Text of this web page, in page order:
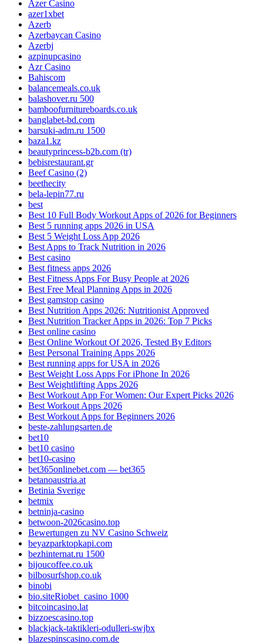
Azer Casino
azer1xbet
Azerb
Azerbaycan Casino
Azerbj
azpinupcasino
Azr Casino
Bahiscom
balancemeals.co.uk
balashover.ru 500
bamboofurnitureboards.co.uk
banglabet-bd.com
barsuki-adm.ru 1500
baza1.kz
beautyprincess-b2b.com (tr)
bebisrestaurant.gr
Beef Casino (2)
beethecity
bela-lepin77.ru
best
Best 10 Full Body Workout Apps of 2026 for Beginners
Best 5 running apps 2026 in USA
Best 5 Weight Loss App 2026
Best Apps to Track Nutrition in 2026
Best casino
Best fitness apps 2026
Best Fitness Apps For Busy People at 2026
Best Free Meal Planning Apps in 2026
Best gamstop casino
Best Nutrition Apps 2026: Nutritionist Approved
Best Nutrition Tracker Apps in 2026: Top 7 Picks
Best online casino
Best Online Workout Of 2026, Tested By Editors
Best Personal Training Apps 2026
Best running apps for USA in 2026
Best Weight Loss Apps For iPhone In 2026
Best Weightlifting Apps 2026
Best Workout App For Women: Our Expert Picks 2026
Best Workout Apps 2026
Best Workout Apps for Beginners 2026
beste-zahlungsarten.de
bet10
bet10 casino
bet10-casino
bet365onlinebet.com — bet365
betanoaustria.at
Betinia Sverige
betmix
betninja-casino
betwoon-2026casino.top
Bewertungen zu NV Casino Schweiz
beyazparktopkapi.com
bezhinternat.ru 1500
bijoucoffee.co.uk
bilbosurfshop.co.uk
binobi
bio.siteRiobet_casino 1000
bitcoincasino.lat
bizzoescasino.top
blackjack-taktikleri-odulleri-swjbx
blazespinscasino.com.de